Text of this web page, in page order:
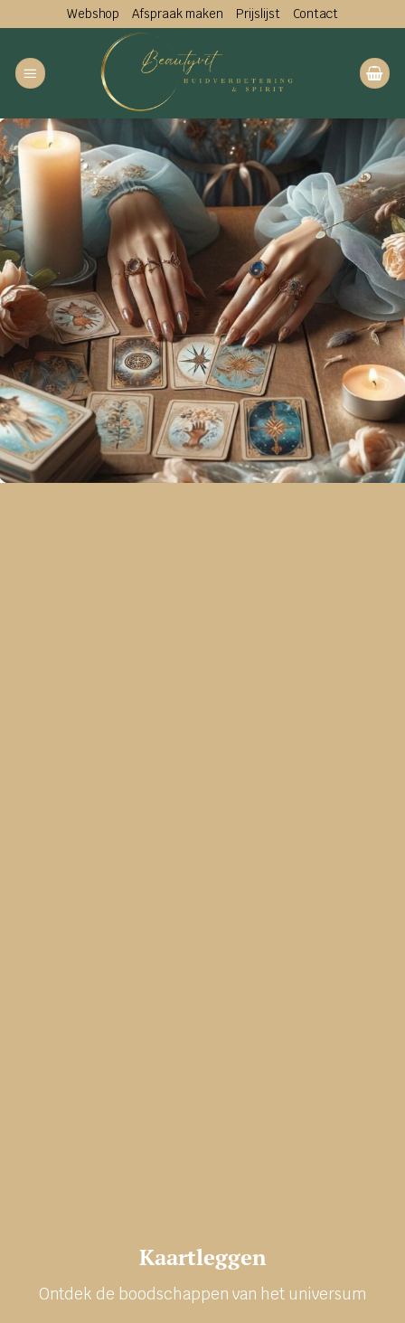
naar
inhoud
Webshop Afspraak maken Prijslijst Contact
Kaartleggen
Ontdek de boodschappen van het universum